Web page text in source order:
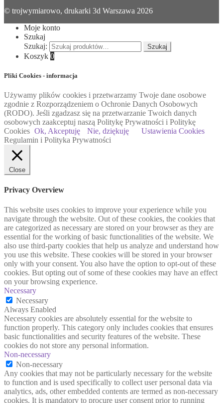
© trojwymiarowo, drukarki 3d Warszawa 2026
Moje konto
Szukaj
Szukaj:
Szukaj
Koszyk 0
Pliki Cookies - informacja
Używamy plików cookies i przetwarzamy Twoje dane osobowe
zgodnie z Rozporządzeniem o Ochronie Danych Osobowych
(RODO). Jeśli zgadzasz się na przetwarzanie Twoich danych
osobowych zaakceptuj naszą Politykę Prywatności i Politykę
Cookies Ok, Akceptuję Nie, dziękuję
Ustawienia Cookies
Regulamin i Polityka Prywatności
Close
Privacy Overview
This website uses cookies to improve your experience while you
navigate through the website. Out of these cookies, the cookies that
are categorized as necessary are stored on your browser as they are
essential for the working of basic functionalities of the website. We
also use third-party cookies that help us analyze and understand how
you use this website. These cookies will be stored in your browser
only with your consent. You also have the option to opt-out of these
cookies. But opting out of some of these cookies may have an effect
on your browsing experience.
Necessary
Necessary
Always Enabled
Necessary cookies are absolutely essential for the website to
function properly. This category only includes cookies that ensures
basic functionalities and security features of the website. These
cookies do not store any personal information.
Non-necessary
Non-necessary
Any cookies that may not be particularly necessary for the website
to function and is used specifically to collect user personal data via
analytics, ads, other embedded contents are termed as non-necessary
cookies. It is mandatory to procure user consent prior to running